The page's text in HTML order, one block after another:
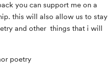
you can support me on a
this will also allow us to stay
and other things that i will
poetry